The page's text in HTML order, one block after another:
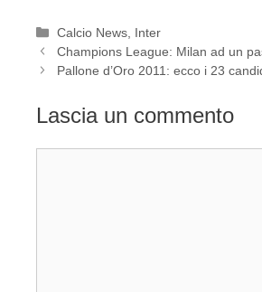
Categorie
Calcio News Inter
Champions League: Milan ad un
Pallone d’Oro 2011: ecco i 23
Lascia un commento